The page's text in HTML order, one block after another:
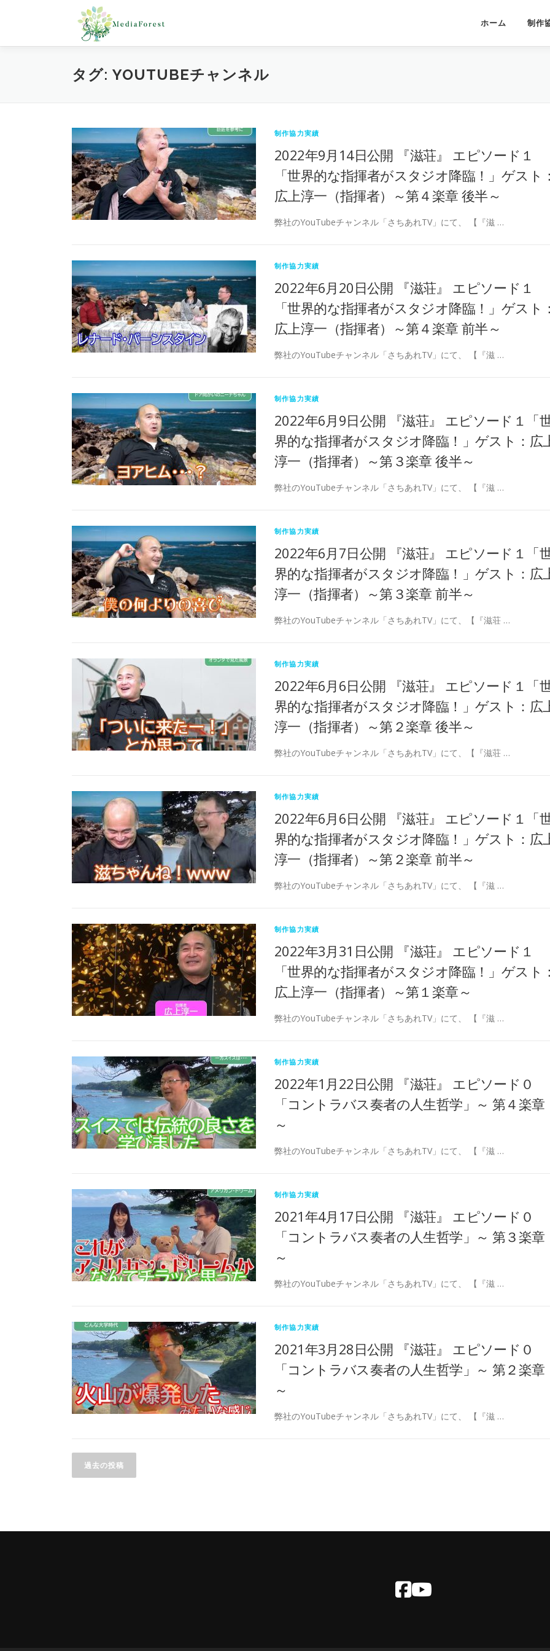
ン
ホーム 制作
タグ: YOUTUBEチャンネル
制作協力実績
2022年9月14日公開 『滋荘』 エピソード１
「世界的な指揮者がスタジオ降臨！」ゲスト
広上淳一（指揮者）～第４楽章 後半～
弊社のYouTubeチャンネル「さちあれTV」にて、 【『滋 …
制作協力実績
2022年6月20日公開 『滋荘』 エピソード１
「世界的な指揮者がスタジオ降臨！」ゲスト
広上淳一（指揮者）～第４楽章 前半～
弊社のYouTubeチャンネル「さちあれTV」にて、 【『滋 …
制作協力実績
2022年6月9日公開 『滋荘』 エピソード１「
界的な指揮者がスタジオ降臨！」ゲスト：広
淳一（指揮者）～第３楽章 後半～
弊社のYouTubeチャンネル「さちあれTV」にて、 【『滋 …
制作協力実績
2022年6月7日公開 『滋荘』 エピソード１「
界的な指揮者がスタジオ降臨！」ゲスト：広
淳一（指揮者）～第３楽章 前半～
弊社のYouTubeチャンネル「さちあれTV」にて、【『滋荘 …
制作協力実績
2022年6月6日公開 『滋荘』 エピソード１「
界的な指揮者がスタジオ降臨！」ゲスト：広
淳一（指揮者）～第２楽章 後半～
弊社のYouTubeチャンネル「さちあれTV」にて、【『滋荘 …
制作協力実績
2022年6月6日公開 『滋荘』 エピソード１「
界的な指揮者がスタジオ降臨！」ゲスト：広
淳一（指揮者）～第２楽章 前半～
弊社のYouTubeチャンネル「さちあれTV」にて、 【『滋 …
制作協力実績
2022年3月31日公開 『滋荘』 エピソード１
「世界的な指揮者がスタジオ降臨！」ゲスト
広上淳一（指揮者）～第１楽章～
弊社のYouTubeチャンネル「さちあれTV」にて、 【『滋 …
制作協力実績
2022年1月22日公開 『滋荘』 エピソード０
「コントラバス奏者の人生哲学」～ 第４楽章
～
弊社のYouTubeチャンネル「さちあれTV」にて、 【『滋 …
制作協力実績
2021年4月17日公開 『滋荘』 エピソード０
「コントラバス奏者の人生哲学」～ 第３楽章
～
弊社のYouTubeチャンネル「さちあれTV」にて、 【『滋 …
制作協力実績
2021年3月28日公開 『滋荘』 エピソード０
「コントラバス奏者の人生哲学」～ 第２楽章
～
弊社のYouTubeチャンネル「さちあれTV」にて、 【『滋 …
投
稿過去の投稿